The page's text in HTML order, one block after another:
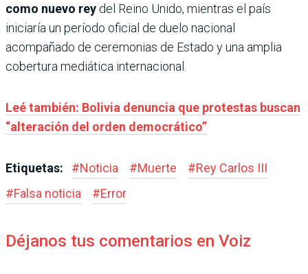
como nuevo rey del Reino Unido, mientras el país
iniciaría un período oficial de duelo nacional
acompañado de ceremonias de Estado y una amplia
cobertura mediática internacional.
Leé también: Bolivia denuncia que protestas buscan
“alteración del orden democrático”
Etiquetas: #Noticia #Muerte #Rey Carlos III
#Falsa noticia #Error
Déjanos tus comentarios en Voiz